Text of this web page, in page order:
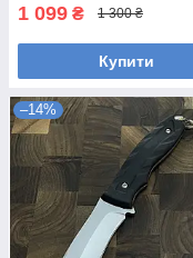
1 099 ₴ 1 300 ₴
Купити
–14%